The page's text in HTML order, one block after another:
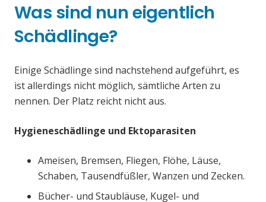
Was sind nun eigentlich
Schädlinge?
Einige Schädlinge sind nachstehend aufgeführt, es
ist allerdings nicht möglich, sämtliche Arten zu
nennen. Der Platz reicht nicht aus.
Hygieneschädlinge und Ektoparasiten
Ameisen, Bremsen, Fliegen, Flöhe, Läuse,
Schaben, Tausendfüßler, Wanzen und Zecken.
Bücher- und Staubläuse, Kugel- und